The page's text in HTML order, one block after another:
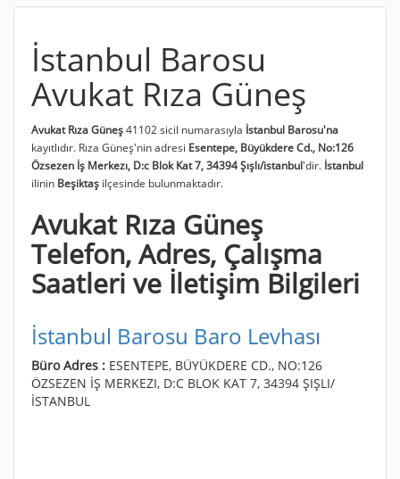
İstanbul Barosu
Avukat Rıza Güneş
Avukat Rıza Güneş41102 sicil numarasıyla İstanbul Barosu'na
kayıtlıdır. Rıza Güneş'nin adresi Esentepe, Büyükdere Cd., No:126
Özsezen İş Merkezı, D:c Blok Kat 7, 34394 Şışlı/istanbul'dir. İstanbul
ilinin Beşiktaş ilçesinde bulunmaktadır.
Avukat Rıza Güneş
Telefon, Adres, Çalışma
Saatleri ve İletişim Bilgileri
İstanbul Barosu Baro Levhası
Büro Adres : ESENTEPE, BÜYÜKDERE CD., NO:126
ÖZSEZEN İŞ MERKEZI, D:C BLOK KAT 7, 34394 ŞIŞLI/
İSTANBUL